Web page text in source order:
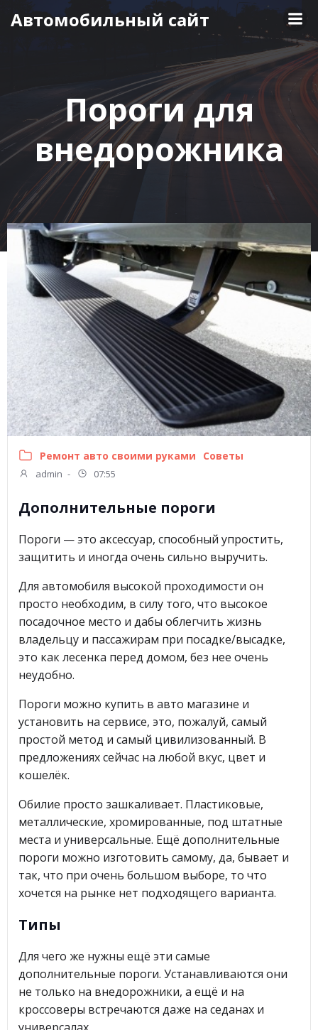
Перейти
к
Автомобильный сайт
Пороги для
внедорожника
Ремонт авто своими руками Советы
admin - 07:55
Дополнительные пороги
Пороги — это аксессуар, способный упростить,
защитить и иногда очень сильно выручить.
Для автомобиля высокой проходимости он
просто необходим, в силу того, что высокое
посадочное место и дабы облегчить жизнь
владельцу и пассажирам при посадке/высадке,
это как лесенка перед домом, без нее очень
неудобно.
Пороги можно купить в авто магазине и
установить на сервисе, это, пожалуй, самый
простой метод и самый цивилизованный. В
предложениях сейчас на любой вкус, цвет и
кошелёк.
Обилие просто зашкаливает. Пластиковые,
металлические, хромированные, под штатные
места и универсальные. Ещё дополнительные
пороги можно изготовить самому, да, бывает и
так, что при очень большом выборе, то что
хочется на рынке нет подходящего варианта.
Типы
Для чего же нужны ещё эти самые
дополнительные пороги. Устанавливаются они
не только на внедорожники, а ещё и на
кроссоверы встречаются даже на седанах и